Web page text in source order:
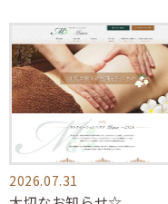
2026.07.31